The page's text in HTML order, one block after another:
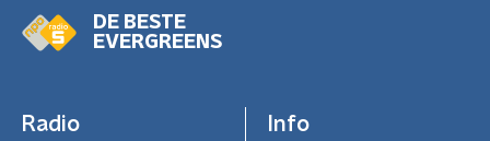
DE BESTE
EVERGREENS
Radio Info